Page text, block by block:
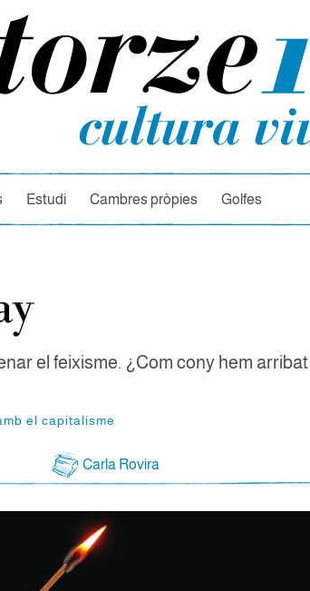
Estudi Cambres pròpies Golfes
el feixisme. ¿Com cony hem arribat
el capitalisme
Carla Rovira